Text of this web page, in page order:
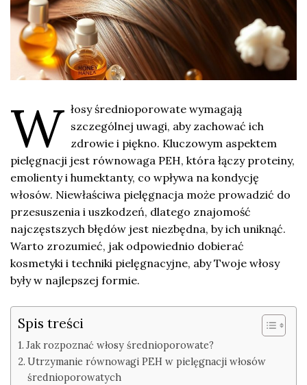
W łosy średnioporowate wymagają
szczególnej uwagi, aby zachować ich
zdrowie i piękno. Kluczowym aspektem
pielęgnacji jest równowaga PEH, która łączy proteiny,
emolienty i humektanty, co wpływa na kondycję
włosów. Niewłaściwa pielęgnacja może prowadzić do
przesuszenia i uszkodzeń, dlatego znajomość
najczęstszych błędów jest niezbędna, by ich uniknąć.
Warto zrozumieć, jak odpowiednio dobierać
kosmetyki i techniki pielęgnacyjne, aby Twoje włosy
były w najlepszej formie.
Spis treści
Jak rozpoznać włosy średnioporowate?
Utrzymanie równowagi PEH w pielęgnacji włosów
średnioporowatych